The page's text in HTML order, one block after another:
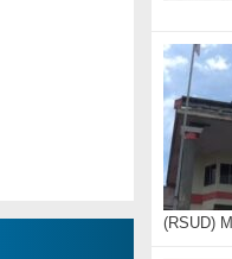
(RSUD)